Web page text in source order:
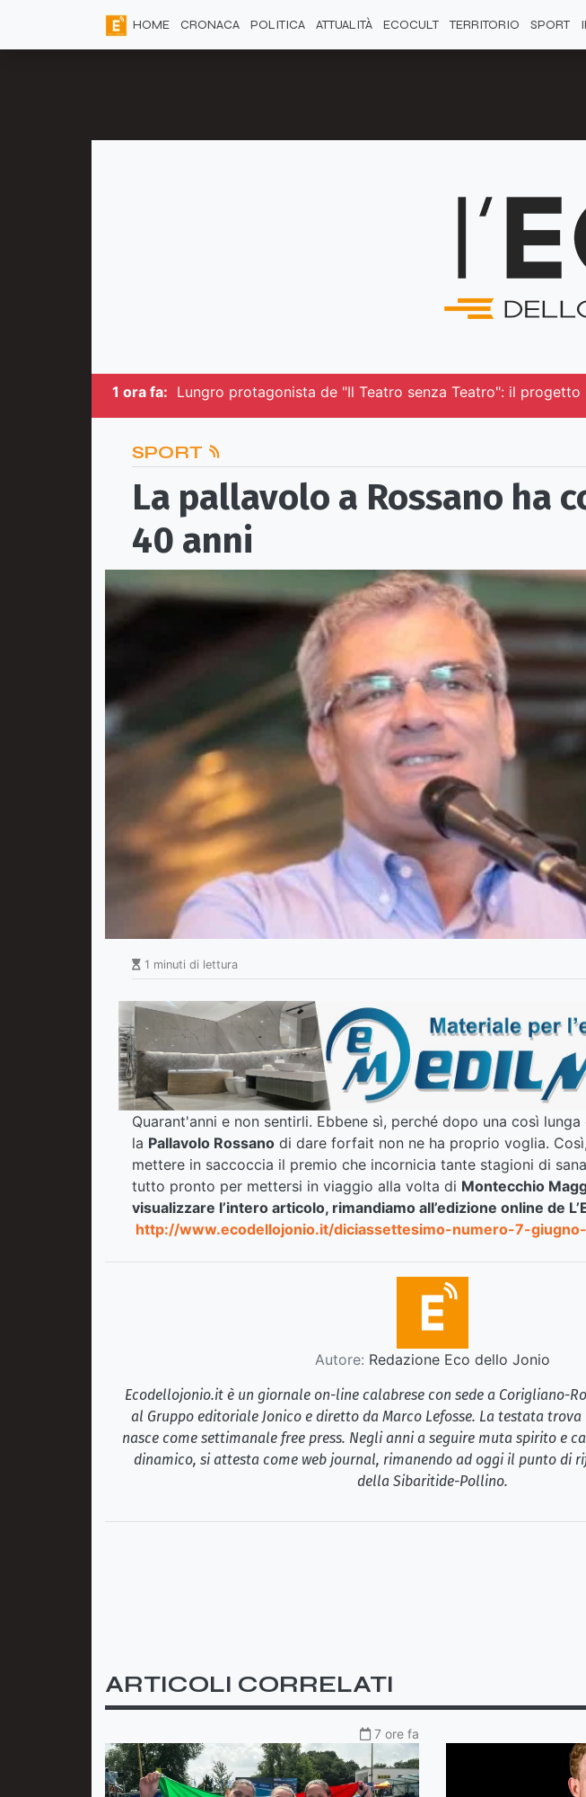
HOME CRONACA POLITICA ATTUALITÀ ECOCULT TERRITORIO SPORT
1 ora fa: Lungro protagonista de "Il Teatro senza Teatro": il
SPORT
La pallavolo a Rossano ha
40 anni
1 minuti di lettura
Quarant'anni e non sentirli. Ebbene sì, perché dopo una così
la Pallavolo Rossano di dare forfait non ne ha proprio voglia.
mettere in saccoccia il premio che incornicia tante stagioni di
tutto pronto per mettersi in viaggio alla volta di Montecchio
visualizzare l’intero articolo, rimandiamo all’edizione online de
http://www.ecodellojonio.it/diciassettesimo-numero-7-
Autore: Redazione Eco dello Jonio
Ecodellojonio.it è un giornale on-line calabrese con sede a Corigliano-
al Gruppo editoriale Jonico e diretto da Marco Lefosse. La testata trova
nasce come settimanale free press. Negli anni a seguire muta spirito e
dinamico, si attesta come web journal, rimanendo ad oggi il punto di
della Sibaritide-Pollino.
ARTICOLI CORRELATI
7 ore fa